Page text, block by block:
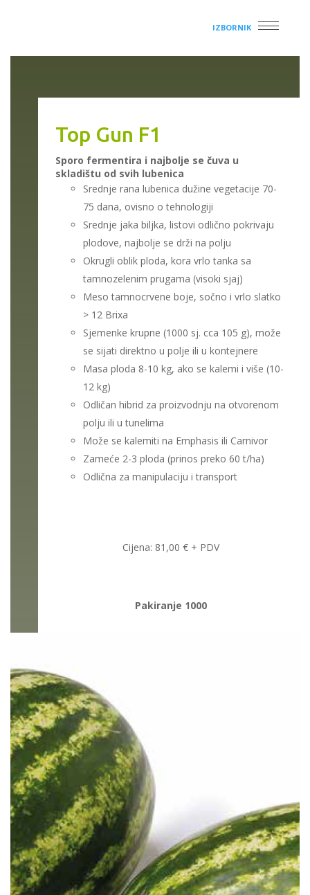
IZBORNIK
Top Gun F1
Sporo fermentira i najbolje se čuva u
skladištu od svih lubenica
Srednje rana lubenica dužine vegetacije 70-
75 dana, ovisno o tehnologiji
Srednje jaka biljka, listovi odlično pokrivaju
plodove, najbolje se drži na polju
Okrugli oblik ploda, kora vrlo tanka sa
tamnozelenim prugama (visoki sjaj)
Meso tamnocrvene boje, sočno i vrlo slatko
> 12 Brixa
Sjemenke krupne (1000 sj. cca 105 g), može
se sijati direktno u polje ili u kontejnere
Masa ploda 8-10 kg, ako se kalemi i više (10-
12 kg)
Odličan hibrid za proizvodnju na otvorenom
polju ili u tunelima
Može se kalemiti na Emphasis ili Carnivor
Zameće 2-3 ploda (prinos preko 60 t/ha)
Odlična za manipulaciju i transport
Cijena: 81,00 € + PDV
Pakiranje 1000